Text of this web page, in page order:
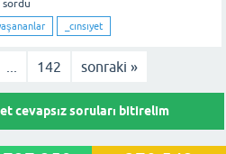
sordu
_cınsıyet
142 sonraki »
cevapsız soruları bitirelim